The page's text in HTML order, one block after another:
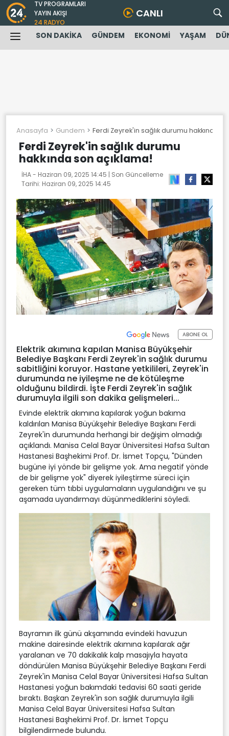
TV PROGRAMLARI
YAYIN AKIŞI
24 RADYO
CANLI
SON DAKİKA GÜNDEM EKONOMİ YAŞAM
Anasayfa Gundem Ferdi Zeyrek'in sağlık durumu hakkında
Ferdi Zeyrek'in sağlık durumu
hakkında son açıklama!
İHA - Haziran 09, 2025 14:45 | Son Güncelleme
Tarihi: Haziran 09, 2025 14:45
ABONE OL
Elektrik akımına kapılan Manisa Büyükşehir
Belediye Başkanı Ferdi Zeyrek'in sağlık durumu
sabitliğini koruyor. Hastane yetkilileri, Zeyrek'in
durumunda ne iyileşme ne de kötüleşme
olduğunu bildirdi. İşte Ferdi Zeyrek'in sağlık
durumuyla ilgili son dakika gelişmeleri...
Evinde elektrik akımına kapılarak yoğun bakıma
kaldırılan Manisa Büyükşehir Belediye Başkanı Ferdi
Zeyrek'in durumunda herhangi bir değişim olmadığı
açıklandı. Manisa Celal Bayar Üniversitesi Hafsa Sultan
Hastanesi Başhekimi Prof. Dr. İsmet Topçu, "Dünden
bugüne iyi yönde bir gelişme yok. Ama negatif yönde
de bir gelişme yok" diyerek iyileştirme süreci için
gereken tüm tıbbi uygulamaların uygulandığını ve şu
aşamada uyandırmayı düşünmediklerini söyledi.
Bayramın ilk günü akşamında evindeki havuzun
makine dairesinde elektrik akımına kapılarak ağır
yaralanan ve 70 dakikalık kalp masajıyla hayata
döndürülen Manisa Büyükşehir Belediye Başkanı Ferdi
Zeyrek'in Manisa Celal Bayar Üniversitesi Hafsa Sultan
Hastanesi yoğun bakımdaki tedavisi 60 saati geride
bıraktı. Başkan Zeyrek'in son sağlık durumuyla ilgili
Manisa Celal Bayar Üniversitesi Hafsa Sultan
Hastanesi Başhekimi Prof. Dr. İsmet Topçu
bilgilendirmede bulundu.